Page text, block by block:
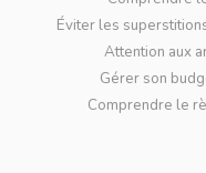
Éviter les
Attention aux
Gérer son
Comprendre le